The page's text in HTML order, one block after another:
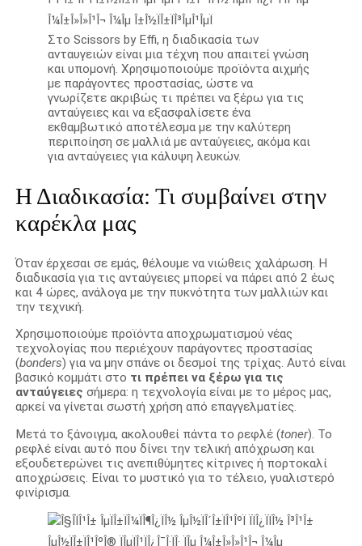
Στο Scissors by Effi, η διαδικασία των
ανταυγειών είναι μια τέχνη που απαιτεί γνώση
και υπομονή. Χρησιμοποιούμε προϊόντα αιχμής
με παράγοντες προστασίας, ώστε να
γνωρίζετε ακριβώς τι πρέπει να ξέρω για τις
ανταύγειες και να εξασφαλίσετε ένα
εκθαμβωτικό αποτέλεσμα με την καλύτερη
περιποίηση σε μαλλιά με ανταύγειες, ακόμα και
για ανταύγειες για κάλυψη λευκών.
Η Διαδικασία: Τι συμβαίνει στην
καρέκλα μας
Όταν έρχεσαι σε εμάς, θέλουμε να νιώθεις χαλάρωση. Η
διαδικασία για τις ανταύγειες μπορεί να πάρει από 2 έως
και 4 ώρες, ανάλογα με την πυκνότητα των μαλλιών και
την τεχνική.
Χρησιμοποιούμε προϊόντα αποχρωματισμού νέας
τεχνολογίας που περιέχουν παράγοντες προστασίας
(bonders) για να μην σπάνε οι δεσμοί της τρίχας. Αυτό είναι
βασικό κομμάτι στο τι πρέπει να ξέρω για τις
ανταύγειες σήμερα: η τεχνολογία είναι με το μέρος μας,
αρκεί να γίνεται σωστή χρήση από επαγγελματίες.
Μετά το ξάνοιγμα, ακολουθεί πάντα το ρεφλέ (toner). Το
ρεφλέ είναι αυτό που δίνει την τελική απόχρωση και
εξουδετερώνει τις ανεπιθύμητες κίτρινες ή πορτοκαλί
αποχρώσεις. Είναι το μυστικό για το τέλειο, γυαλιστερό
φινίρισμα.